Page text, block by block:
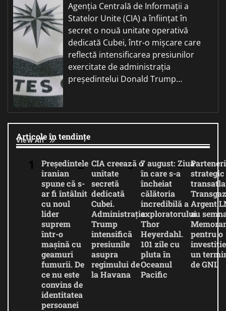
Agenția Centrală de Informații a
Statelor Unite (CIA) a înființat în
secret o nouă unitate operativă
dedicată Cubei, într-o mișcare care
reflectă intensificarea presiunilor
exercitate de administrația
președintelui Donald Trump…
Articole în tendințe
View All
Președintele
iranian
spune că s-
ar fi întâlnit
cu noul
lider
suprem
într-o
mașină cu
geamuri
fumurii. De
ce nu este
convins de
identitatea
persoanei
CIA creează o
unitate
secretă
dedicată
Cubei.
Administrația
Trump
intensifică
presiunile
asupra
regimului de
la Havana
7 august: Ziua
în care s-a
încheiat
călătoria
incredibilă a
exploratorului
Thor
Heyerdahl.
101 zile cu
pluta în
Oceanul
Pacific
strategic
Argent
au
pentru o
un
de GNL